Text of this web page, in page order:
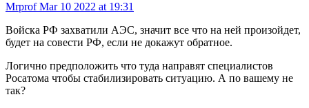
MrprofMar 10 2022 at 19:31
Войска РФ захватили АЭС, значит все что на ней произойдет,
будет на совести РФ, если не докажут обратное.
Логично предположить что туда направят специалистов
Росатома чтобы стабилизировать ситуацию. А по вашему не
так?